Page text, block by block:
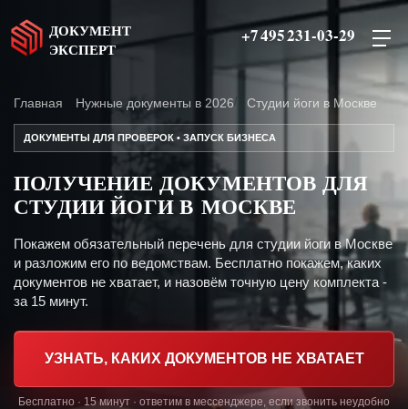
ДОКУМЕНТ
ЭКСПЕРТ
+7 495 231-03-29
Главная Нужные документы в 2026 Студии йоги в Москве
ДОКУМЕНТЫ ДЛЯ ПРОВЕРОК • ЗАПУСК БИЗНЕСА
ПОЛУЧЕНИЕ ДОКУМЕНТОВ ДЛЯ
СТУДИИ ЙОГИ В МОСКВЕ
Покажем обязательный перечень для студии йоги в Москве
и разложим его по ведомствам. Бесплатно покажем, каких
документов не хватает, и назовём точную цену комплекта -
за 15 минут.
УЗНАТЬ, КАКИХ ДОКУМЕНТОВ НЕ ХВАТАЕТ
Бесплатно · 15 минут · ответим в мессенджере, если звонить неудобно